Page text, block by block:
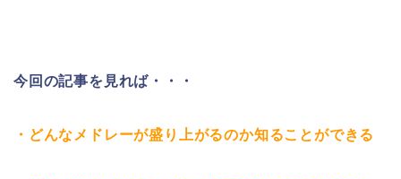
今回の記事を見れば・・・
・どんなメドレーが盛り上がるのか知ることができる